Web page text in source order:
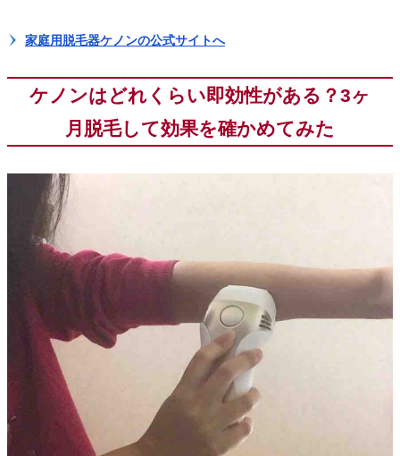
家庭用脱毛器ケノンの公式サイトへ
ケノンはどれくらい即効性がある？3ヶ
月脱毛して効果を確かめてみた